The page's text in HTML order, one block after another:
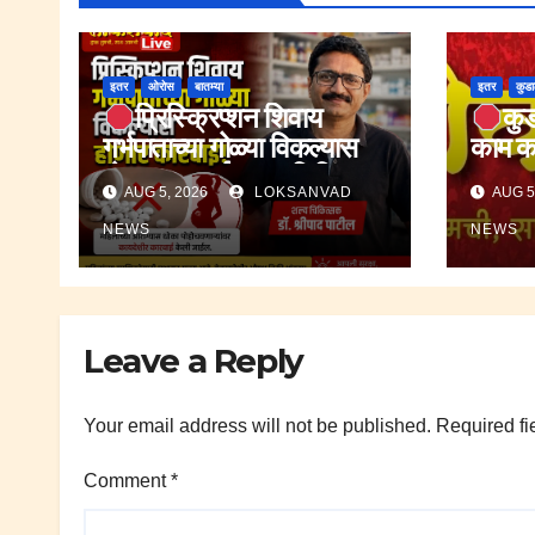
इतर ओरोस बातम्या
प्रिस्क्रिप्शन शिवाय
गर्भपाताच्या गोळ्या विकल्यास
होणार कारवाई.;शल्य चिकित्सक
डॉ.श्रीपाद पाटील.
AUG 5, 2026 LOKSANVAD
NEWS
इतर
काम
AUG
NEWS
Leave a Reply
Your email address will not be published. Required
Comment*